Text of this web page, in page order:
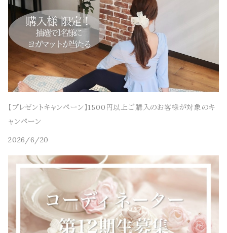
【プレゼントキャンペーン】1500円以上ご購入のお客様が対象のキ
ャンペーン
2026/6/20